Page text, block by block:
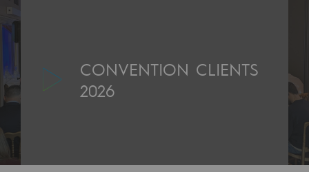
Ambition RSE
BE POSITIF, le programme de
CONVENTION CLIENTS
2026